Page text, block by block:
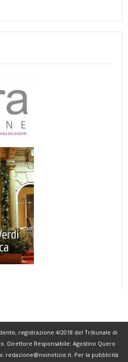
registrazione 4/2018 del Tribunale di
Direttore Responsabile: Agostino Quero
redazione@noinotizie.it. Per la pubblicità